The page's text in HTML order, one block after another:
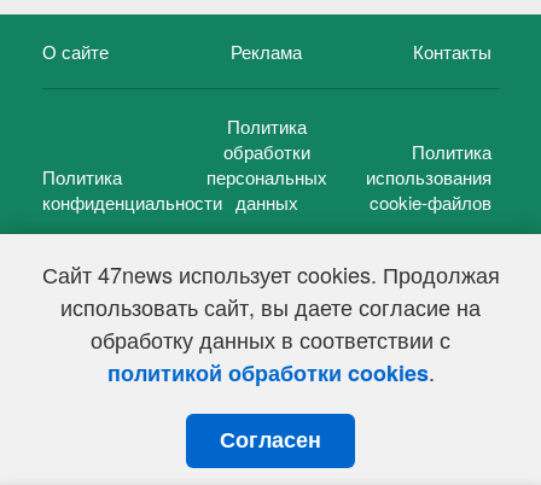
Сайт 47news использует cookies. Продолжая
использовать сайт, вы даете согласие на
обработку данных в соответствии с
политикой обработки cookies.
Согласен
О сайте Реклама Контакты
Политика
конфиденциальности
Политика
обработки
персональных
данных
Политика
использования
cookie-файлов
47 новостей (47 news)2005 — 2026 г.
Свидетельство о регистрации СМИ Эл № ФС 77-39848, выдано
Федеральной службой по надзору в сфере связи,
информационных технологий и массовых коммуникаций